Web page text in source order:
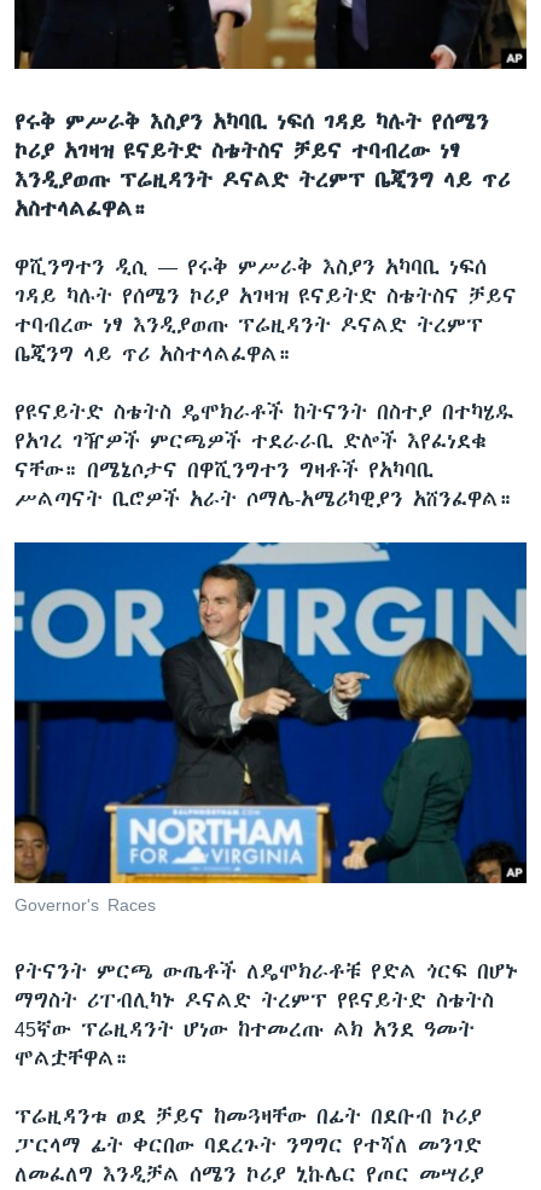
የሩቅ ምሥራቅ እስያን አካባቢ ነፍሰ ገዳይ ካሉት የሰሜን
ኮሪያ አገዛዝ ዩናይትድ ስቴትስና ቻይና ተባብረው ነፃ
እንዲያወጡ ፕሬዚዳንት ዶናልድ ትረምፕ ቤጂንግ ላይ ጥሪ
አስተላልፈዋል።
ዋሺንግተን ዲሲ — የሩቅ ምሥራቅ እስያን አካባቢ ነፍሰ
ገዳይ ካሉት የሰሜን ኮሪያ አገዛዝ ዩናይትድ ስቴትስና ቻይና
ተባብረው ነፃ እንዲያወጡ ፕሬዚዳንት ዶናልድ ትረምፕ
ቤጂንግ ላይ ጥሪ አስተላልፈዋል።
የዩናይትድ ስቴትስ ዴሞክራቶች ከትናንት በስተያ በተካሄዱ
የአገረ ገዥዎች ምርጫዎች ተደራራቢ ድሎች እየፈነደቁ
ናቸው። በሜኔሶታና በዋሺንግተን ግዛቶች የአካባቢ
ሥልጣናት ቢሮዎች አራት ሶማሌ-አሜሪካዊያን አሸንፈዋል።
Governor's Races
የትናንት ምርጫ ውጤቶች ለዴሞክራቶቹ የድል ጎርፍ በሆኑ
ማግስት ሪፐብሊካኑ ዶናልድ ትረምፕ የዩናይትድ ስቴትስ
45ኛው ፕሬዚዳንት ሆነው ከተመረጡ ልክ አንደ ዓመት
ሞልቷቸዋል።
ፕሬዚዳንቱ ወደ ቻይና ከመጓዛቸው በፊት በደቡብ ኮሪያ
ፓርላማ ፊት ቀርበው ባደረጉት ንግግር የተሻለ መንገድ
ለመፈለግ እንዲቻል ሰሜን ኮሪያ ኒኩሌር የጦር መሣሪያ